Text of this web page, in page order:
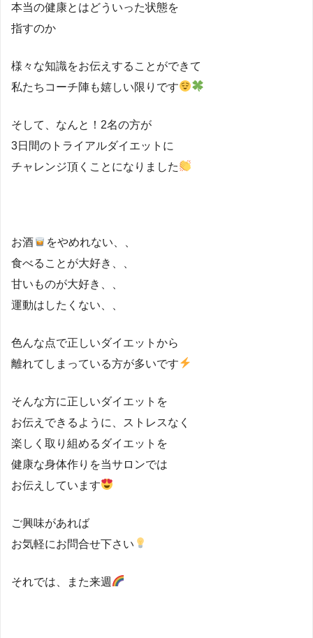
本当の健康とはどういった状態を
指すのか
様々な知識をお伝えすることができて
私たちコーチ陣も嬉しい限りです
そして、なんと！2名の方が
3日間のトライアルダイエットに
チャレンジ頂くことになりました
お酒
をやめれない、、
食べることが大好き、、
甘いものが大好き、、
運動はしたくない、、
色んな点で正しいダイエットから
離れてしまっている方が多いです
そんな方に正しいダイエットを
お伝えできるように、ストレスなく
楽しく取り組めるダイエットを
健康な身体作りを当サロンでは
お伝えしています
ご興味があれば
お気軽にお問合せ下さい
それでは、また来週